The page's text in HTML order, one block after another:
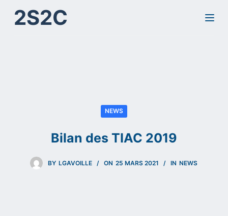
P
a2S2C
NEWS
Bilan des TIAC 2019
BY LGAVOILLE ON 25 MARS 2021 IN NEWS